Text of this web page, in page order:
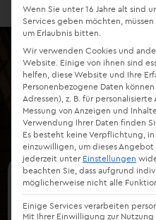
Die
Mittelstand
Wenn Sie unter 16 Jahre alt sind
Services geben möchten,
um Erlaubnis bitten.
Wir verwenden Cookies und
Website. Einige von ihnen sind
helfen, diese Website und Ihre
Personenbezogene Daten
Adressen), z. B. für
Messung von Anzeigen und
Verwendung Ihrer Daten finden
Es besteht keine Verpflichtung,
einzuwilligen, um dieses Angebot
jederzeit unter Einstellungen
beachten Sie, dass aufgrund
möglicherweise nicht alle
Einige Services verarbeiten
Mit Ihrer Einwilligung zur